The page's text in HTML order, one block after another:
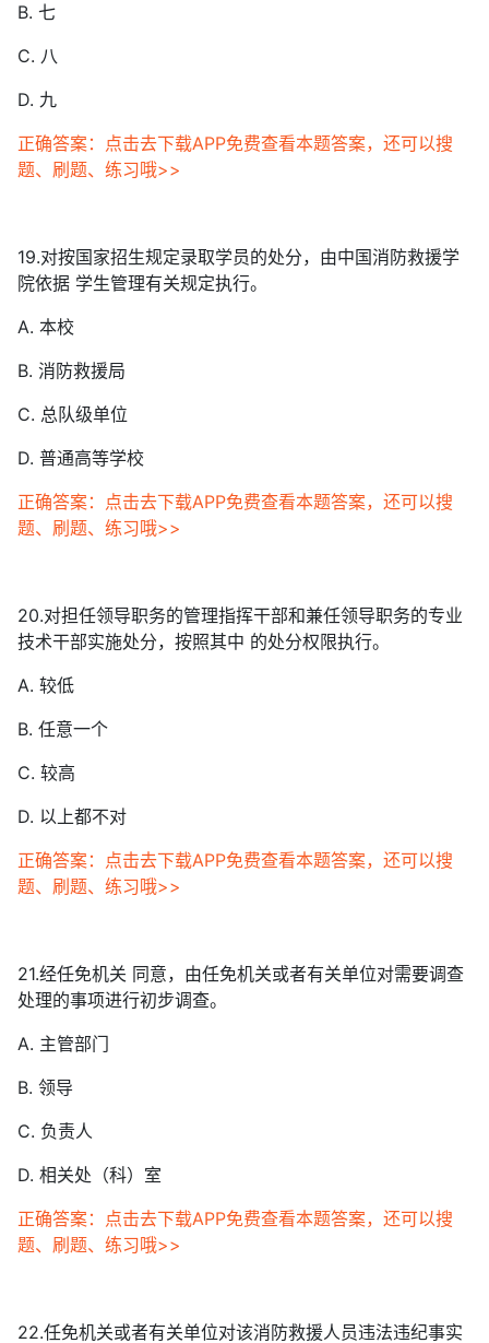
B. 七
C. 八
D. 九
正确答案：点击去下载APP免费查看本题答案，还可以搜
题、刷题、练习哦>>
19.对按国家招生规定录取学员的处分，由中国消防救援学
院依据 学生管理有关规定执行。
A. 本校
B. 消防救援局
C. 总队级单位
D. 普通高等学校
正确答案：点击去下载APP免费查看本题答案，还可以搜
题、刷题、练习哦>>
20.对担任领导职务的管理指挥干部和兼任领导职务的专业
技术干部实施处分，按照其中 的处分权限执行。
A. 较低
B. 任意一个
C. 较高
D. 以上都不对
正确答案：点击去下载APP免费查看本题答案，还可以搜
题、刷题、练习哦>>
21.经任免机关 同意，由任免机关或者有关单位对需要调查
处理的事项进行初步调查。
A. 主管部门
B. 领导
C. 负责人
D. 相关处（科）室
正确答案：点击去下载APP免费查看本题答案，还可以搜
题、刷题、练习哦>>
22.任免机关或者有关单位对该消防救援人员违法违纪事实